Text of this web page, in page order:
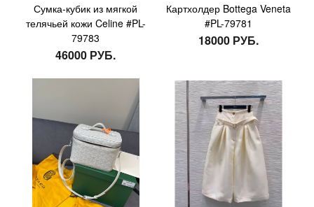
Сумка-кубик из мягкой
телячьей кожи Celine #PL-
79783
46000 РУБ.
Картхолдер Bottega Veneta
#PL-79781
18000 РУБ.